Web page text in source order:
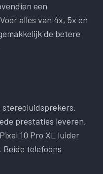
een
alles van 4x, 5x en
de betere
prestaties leveren,
10 Pro XL luider
telefoons